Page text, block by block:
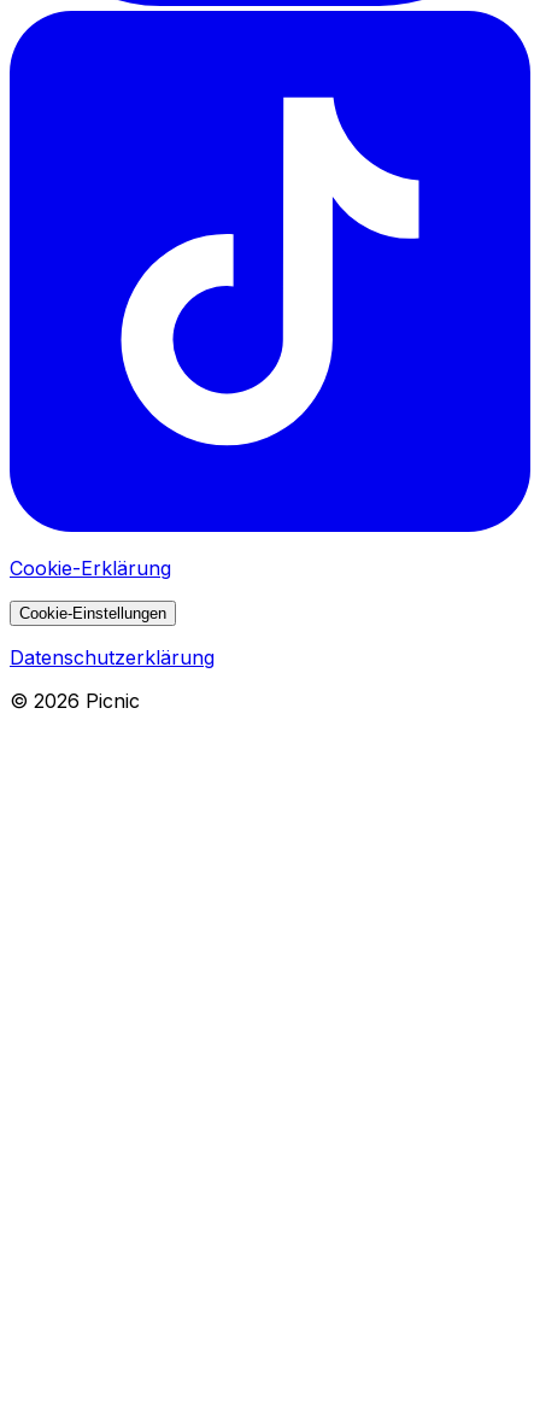
Cookie-Erklärung
Cookie-Einstellungen
Datenschutzerklärung
© 2026 Picnic